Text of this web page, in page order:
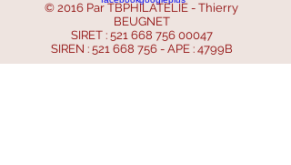
© 2016 Par TBPHILATELIE - Thierry
BEUGNET
SIRET : 521 668 756 00047
SIREN : 521 668 756- APE : 4799B